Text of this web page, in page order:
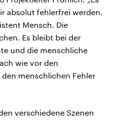
absolut fehlerfrei werden.
Mensch. Die
Es bleibt bei der
und die menschliche
wie vor den
menschlichen Fehler
verschiedene Szenen